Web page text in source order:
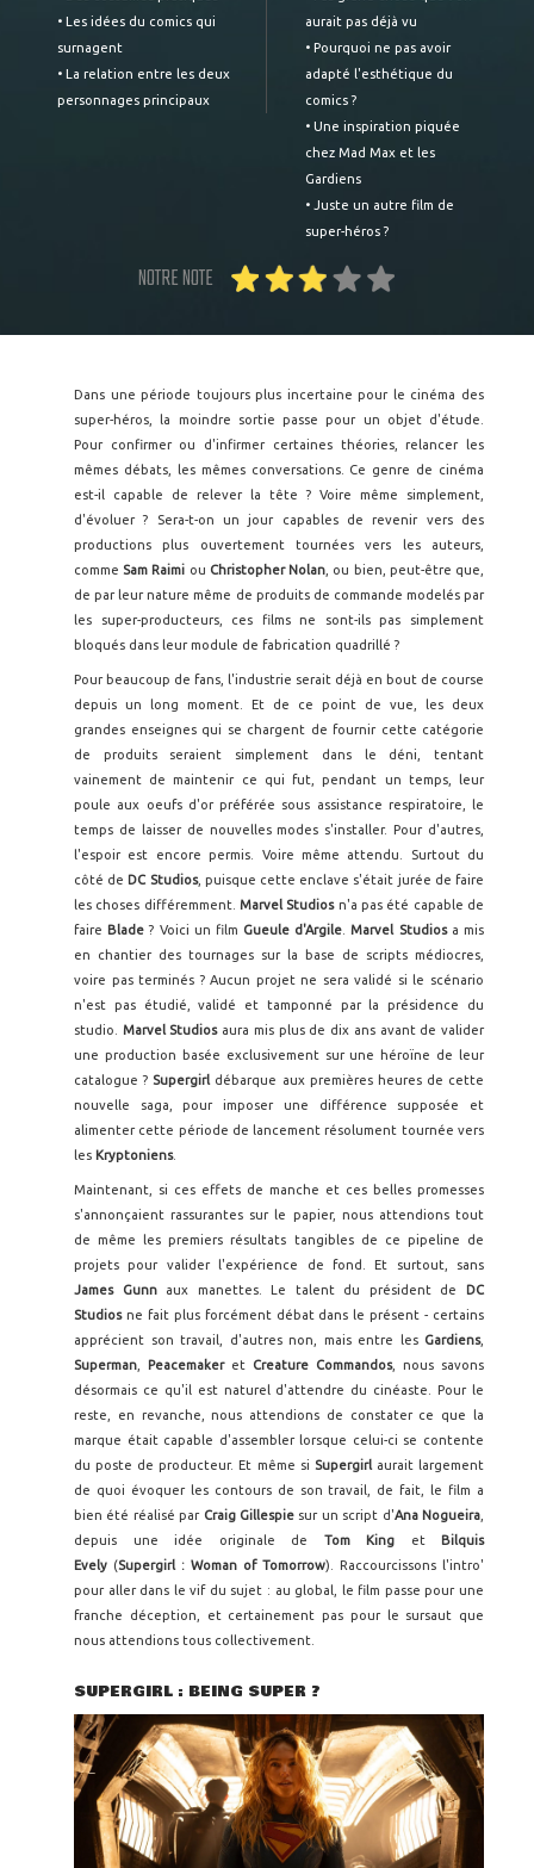
• Les idées du comics qui
surnagent
• La relation entre les deux
personnages principaux
aurait pas déjà vu
• Pourquoi ne pas avoir
adapté l'esthétique du
comics ?
• Une inspiration piquée
chez Mad Max et les
Gardiens
• Juste un autre film de
super-héros ?
NOTRE NOTE
Dans une période toujours plus incertaine pour le cinéma des
super-héros, la moindre sortie passe pour un objet d'étude.
Pour confirmer ou d'infirmer certaines théories, relancer les
mêmes débats, les mêmes conversations. Ce genre de cinéma
est-il capable de relever la tête ? Voire même simplement,
d'évoluer ? Sera-t-on un jour capables de revenir vers des
productions plus ouvertement tournées vers les auteurs,
comme Sam Raimi ou Christopher Nolan , ou bien, peut-être que,
de par leur nature même de produits de commande modelés par
les super-producteurs, ces films ne sont-ils pas simplement
bloqués dans leur module de fabrication quadrillé ?
Pour beaucoup de fans, l'industrie serait déjà en bout de course
depuis un long moment. Et de ce point de vue, les deux
grandes enseignes qui se chargent de fournir cette catégorie
de produits seraient simplement dans le déni, tentant
vainement de maintenir ce qui fut, pendant un temps, leur
poule aux oeufs d'or préférée sous assistance respiratoire, le
temps de laisser de nouvelles modes s'installer. Pour d'autres,
l'espoir est encore permis. Voire même attendu. Surtout du
côté de DC Studios, puisque cette enclave s'était jurée de faire
les choses différemment. Marvel Studiosn'a pas été capable de
faire Blade ? Voici un film Gueule d'Argile .Marvel Studiosa mis
en chantier des tournages sur la base de scripts médiocres,
voire pas terminés ? Aucun projet ne sera validé si le scénario
n'est pas étudié, validé et tamponné par la présidence du
studio. Marvel Studiosaura mis plus de dix ans avant de valider
une production basée exclusivement sur une héroïne de leur
catalogue ? Supergirl débarque aux premières heures de cette
nouvelle saga, pour imposer une différence supposée et
alimenter cette période de lancement résolument tournée vers
les Kryptoniens.
Maintenant, si ces effets de manche et ces belles promesses
s'annonçaient rassurantes sur le papier, nous attendions tout
de même les premiers résultats tangibles de ce pipeline de
projets pour valider l'expérience de fond. Et surtout, sans
James Gunnaux manettes. Le talent du président de DC
Studiosne fait plus forcément débat dans le présent - certains
apprécient son travail, d'autres non, mais entre les Gardiens,
Superman
Peacemaker et Creature Commandos, nous savons
désormais ce qu'il est naturel d'attendre du cinéaste. Pour le
reste, en revanche, nous attendions de constater ce que la
marque était capable d'assembler lorsque celui-ci se contente
du poste de producteur. Et même si Supergirlaurait largement
de quoi évoquer les contours de son travail, de fait, le film a
bien été réalisé par Craig Gillespie sur un script d'Ana Nogueira
depuis une idée originale de Tom King et Bilquis
Evely (Supergirl : Woman of Tomorrow). Raccourcissons l'intro'
pour aller dans le vif du sujet : au global, le film passe pour une
franche déception, et certainement pas pour le sursaut que
nous attendions tous collectivement.
SUPERGIRL : BEING SUPER ?